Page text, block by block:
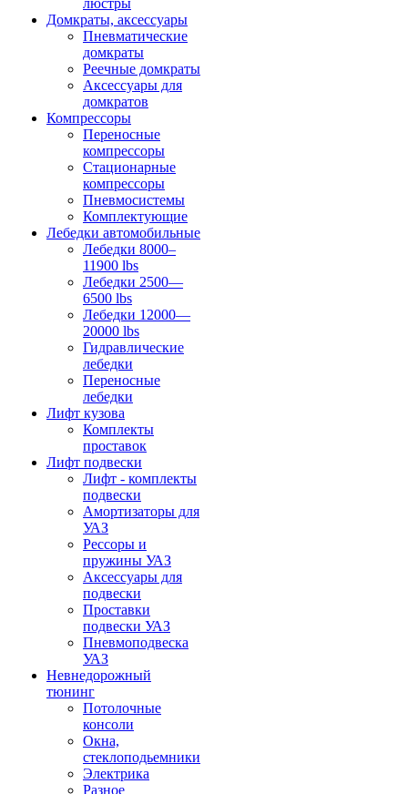
люстры
Домкраты, аксессуары
Пневматические
домкраты
Реечные домкраты
Аксессуары для
домкратов
Компрессоры
Переносные
компрессоры
Стационарные
компрессоры
Пневмосистемы
Комплектующие
Лебедки автомобильные
Лебедки 8000–
11900 lbs
Лебедки 2500—
6500 lbs
Лебедки 12000—
20000 lbs
Гидравлические
лебедки
Переносные
лебедки
Лифт кузова
Комплекты
проставок
Лифт подвески
Лифт - комплекты
подвески
Амортизаторы для
УАЗ
Рессоры и
пружины УАЗ
Аксессуары для
подвески
Проставки
подвески УАЗ
Пневмоподвеска
УАЗ
Невнедорожный
тюнинг
Потолочные
консоли
Окна,
стеклоподьемники
Электрика
Разное